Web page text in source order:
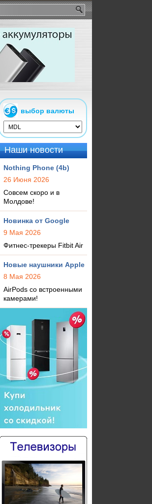
выбор валюты
Наши новости
Nothing Phone (4b)
26 Июня 2026
Совсем скоро и в
Молдове!
Новинка от Google
9 Мая 2026
Фитнес-трекеры Fitbit Air
Новые наушники Apple
8 Мая 2026
AirPods со встроенными
камерами!